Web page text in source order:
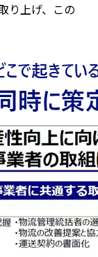
り上げ、この